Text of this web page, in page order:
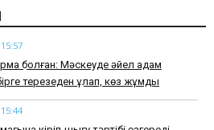
болған: Мәскеуде әйел адам
терезеден құлап, көз жұмды